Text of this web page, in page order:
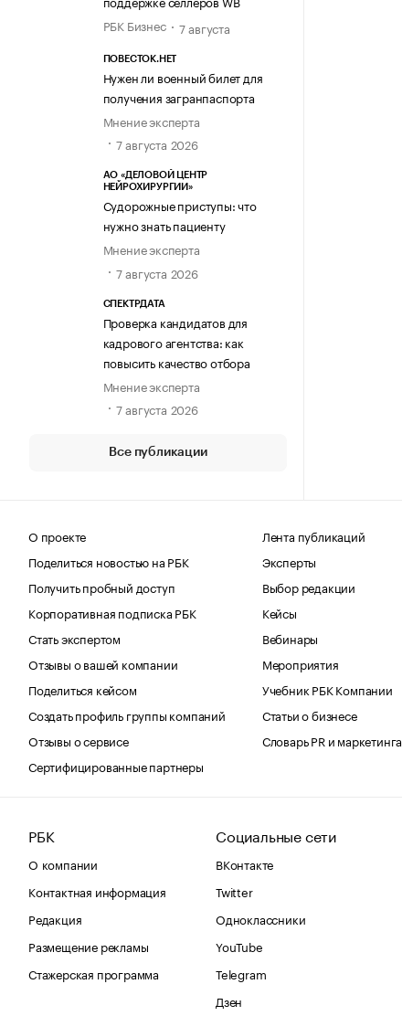
РБК Бизнес
7 августа
ПОВЕСТОК.НЕТ
Нужен ли военный билет для
получения загранпаспорта
Мнение эксперта
7 августа 2026
АО «ДЕЛОВОЙ ЦЕНТР
НЕЙРОХИРУРГИИ»
Судорожные приступы: что
нужно знать пациенту
Мнение эксперта
7 августа 2026
СПЕКТРДАТА
Проверка кандидатов для
кадрового агентства: как
повысить качество отбора
Мнение эксперта
7 августа 2026
Все публикации
О проекте
Поделиться новостью на РБК
Получить пробный доступ
Корпоративная подписка РБК
Стать экспертом
Отзывы о вашей компании
Поделиться кейсом
Создать профиль группы компаний
Отзывы о сервисе
Сертифицированные партнеры
Лента публикаций
Эксперты
Выбор редакции
Кейсы
Вебинары
Мероприятия
Учебник РБК Компании
Статьи о бизнесе
Словарь PR и маркетинга
РБК
О компании
Контактная информация
Редакция
Размещение рекламы
Стажерская программа
Социальные сети
ВКонтакте
Twitter
Одноклассники
YouTube
Telegram
Дзен